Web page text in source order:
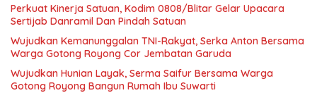
Perkuat Kinerja Satuan, Kodim 0808/Blitar Gelar Upacara
Sertijab Danramil Dan Pindah Satuan
Wujudkan Kemanunggalan TNI-Rakyat, Serka Anton Bersama
Warga Gotong Royong Cor Jembatan Garuda
Wujudkan Hunian Layak, Serma Saifur Bersama Warga
Gotong Royong Bangun Rumah Ibu Suwarti